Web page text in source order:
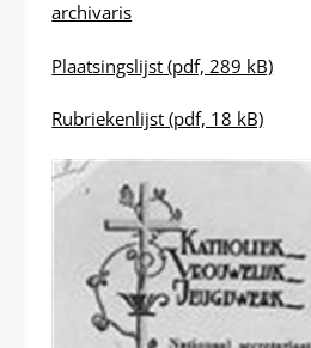
archivaris
Plaatsingslijst (pdf, 289 kB)
Rubriekenlijst (pdf, 18 kB)